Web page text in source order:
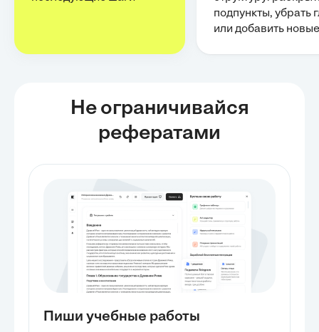
подпункты, убрать
или добавить новые
Не ограничивайся
рефератами
Пиши учебные работы